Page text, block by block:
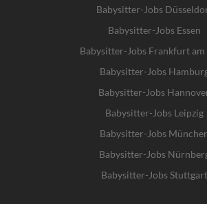
Babysitter-Jobs
Babysitter-Jobs Essen
Babysitter-Jobs Frankfurt am
Babysitter-Jobs
Babysitter-Jobs
Babysitter-Jobs Leipzig
Babysitter-Jobs
Babysitter-Jobs
Babysitter-Jobs Stuttgart